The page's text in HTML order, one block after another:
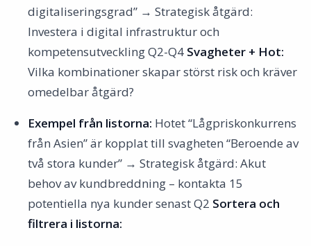
digitaliseringsgrad” → Strategisk åtgärd:
Investera i digital infrastruktur och
kompetensutveckling Q2-Q4 Svagheter + Hot:
Vilka kombinationer skapar störst risk och kräver
omedelbar åtgärd?
Exempel från listorna: Hotet “Lågpriskonkurrens
från Asien” är kopplat till svagheten “Beroende av
två stora kunder” → Strategisk åtgärd: Akut
behov av kundbreddning – kontakta 15
potentiella nya kunder senast Q2 Sortera och
filtrera i listorna: